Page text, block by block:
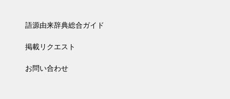
語源由来辞典総合ガイド
掲載リクエスト
お問い合わせ